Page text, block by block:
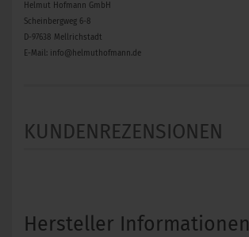
Helmut Hofmann GmbH
Scheinbergweg 6-8
D-97638 Mellrichstadt
E-Mail: info@helmuthofmann.de
KUNDENREZENSIONEN
Hersteller Informationen